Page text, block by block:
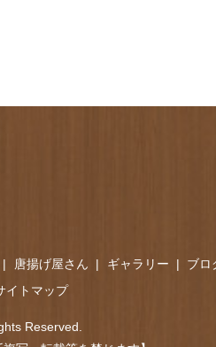
唐揚げ屋さん ギャラリー
ブロ
イトマップ
Reserved.